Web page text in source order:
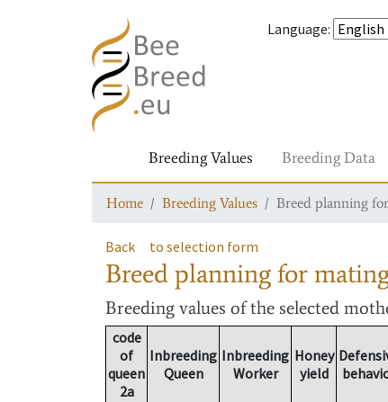
Language:
Breeding Values Breeding Data
Home Breeding Values Breed planning
Back to selection form
Breed planning for
Breeding values of the selected
code
of
queen
2a
Inbreeding
Queen
Inbreeding
Worker
Honey
yield